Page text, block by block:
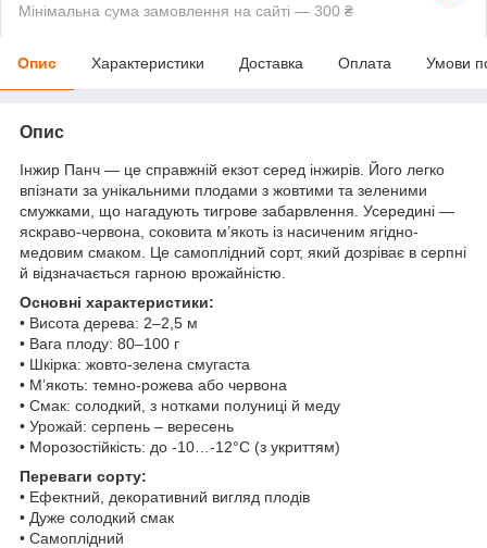
Мінімальна сума замовлення на сайті — 300 ₴
Опис Характеристики Доставка Оплата Умови
Опис
Інжир Панч — це справжній екзот серед інжирів. Його легко
впізнати за унікальними плодами з жовтими та зеленими
смужками, що нагадують тигрове забарвлення. Усередині —
яскраво-червона, соковита м’якоть із насиченим ягідно-
медовим смаком. Це самоплідний сорт, який дозріває в серпні
й відзначається гарною врожайністю.
Основні характеристики:
• Висота дерева: 2–2,5 м
• Вага плоду: 80–100 г
• Шкірка: жовто-зелена смугаста
• М’якоть: темно-рожева або червона
• Смак: солодкий, з нотками полуниці й меду
• Урожай: серпень – вересень
• Морозостійкість: до -10…-12°C (з укриттям)
Переваги сорту:
• Ефектний, декоративний вигляд плодів
• Дуже солодкий смак
• Самоплідний